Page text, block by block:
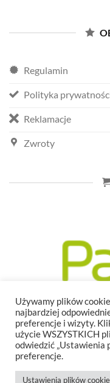
Regulamin
Polityka
Reklamacje
Zwroty
Używamy plików
najbardziej
preferencje i wizyty.
użycie WSZYSTKICH
odwiedzić „Ustawienia
preferencje.
Ustawienia plików